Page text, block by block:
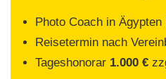
Photo Coach in
Reisetermin nach
Tageshonorar 1.000 €